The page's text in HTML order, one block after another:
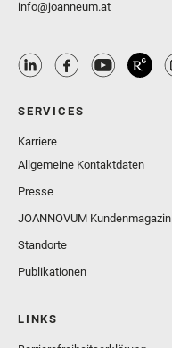
info@joanneum.at
SERVICES
Karriere
Allgemeine Kontaktdaten
Presse
JOANNOVUM Kundenmagazin
Standorte
Publikationen
LINKS